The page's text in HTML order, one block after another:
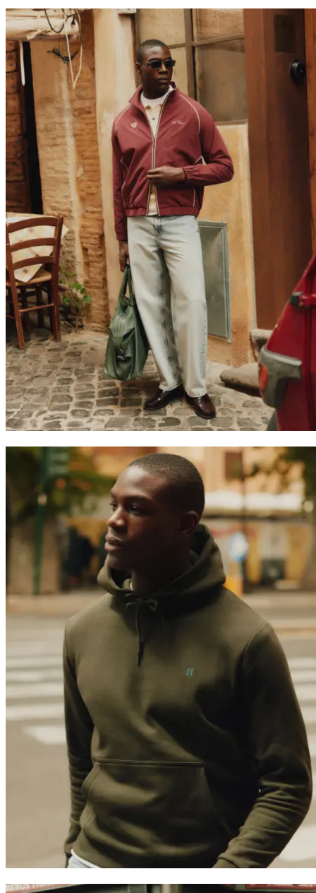
Collections
Les Deux International ClubSummer 2026
Suchen
Trending now
T-Shirts
Shorts